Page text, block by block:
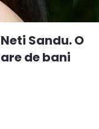
Sandu. O
de bani